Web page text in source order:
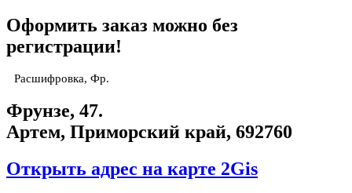
Оформить заказ можно без
регистрации!
Расшифровка, Фр.
Фрунзе, 47.
Артем, Приморский край, 692760
Открыть адрес на карте 2Gis